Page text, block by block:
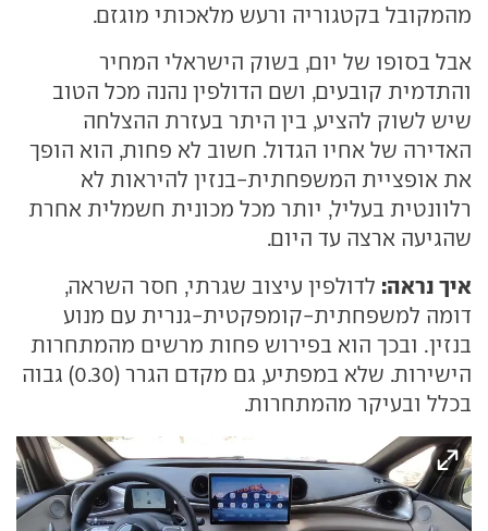
מהמקובל בקטגוריה ורעש מלאכותי מוגזם.
אבל בסופו של יום, בשוק הישראלי המחיר
והתדמית קובעים, ושם הדולפין נהנה מכל הטוב
שיש לשוק להציע, בין היתר בעזרת ההצלחה
האדירה של אחיו הגדול. חשוב לא פחות, הוא הופך
את אופציית המשפחתית-בנזין להיראות לא
רלוונטית בעליל, יותר מכל מכונית חשמלית אחרת
שהגיעה ארצה עד היום.
איך נראה: לדולפין עיצוב שגרתי, חסר השראה,
דומה למשפחתית-קומפקטית-גנרית עם מנוע
בנזין. ובכך הוא בפירוש פחות מרשים מהמתחרות
הישירות. שלא במפתיע, גם מקדם הגרר (0.30) גבוה
בכלל ובעיקר מהמתחרות.